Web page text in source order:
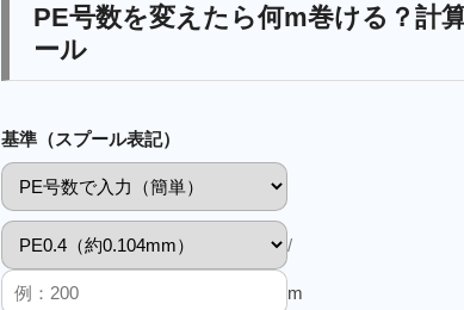
PE号数を変えたら何m巻ける？計
ール
基準（スプール表記）
/
m